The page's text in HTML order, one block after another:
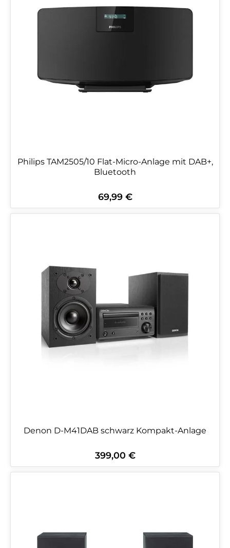
Philips TAM2505/10 Flat-Micro-Anlage mit DAB+,
Bluetooth
Regulärer Preis:
69,99 €
Denon D-M41DAB schwarz Kompakt-Anlage
Regulärer Preis:
399,00 €